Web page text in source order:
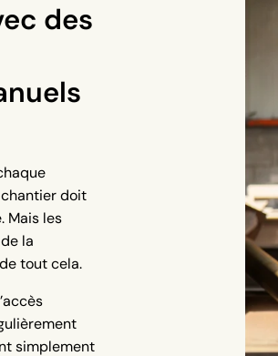
des
doit
Mais les
la
tout cela.
simplement